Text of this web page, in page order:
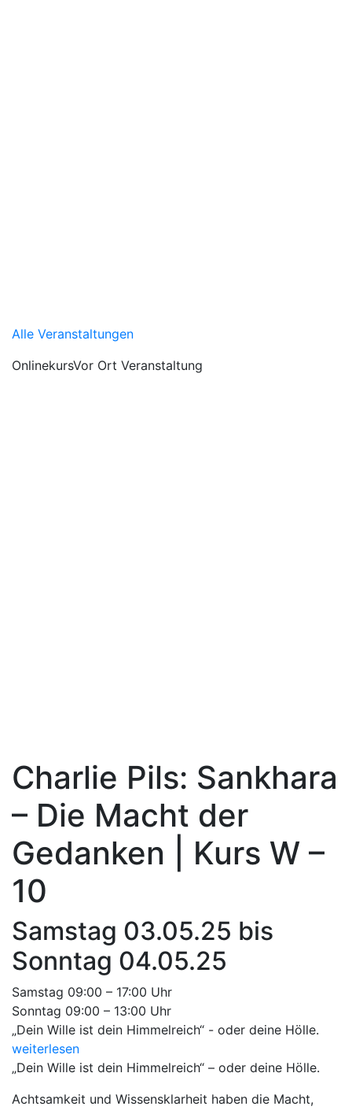
Alle Veranstaltungen
OnlinekursVor Ort Veranstaltung
Charlie Pils: Sankhara
– Die Macht der
Gedanken | Kurs W –
10
Samstag 03.05.25 bis
Sonntag 04.05.25
Samstag 09:00 – 17:00 Uhr
Sonntag 09:00 – 13:00 Uhr
„Dein Wille ist dein Himmelreich“ - oder deine Hölle.
weiterlesen
„Dein Wille ist dein Himmelreich“ – oder deine Hölle.
Achtsamkeit und Wissensklarheit haben die Macht,